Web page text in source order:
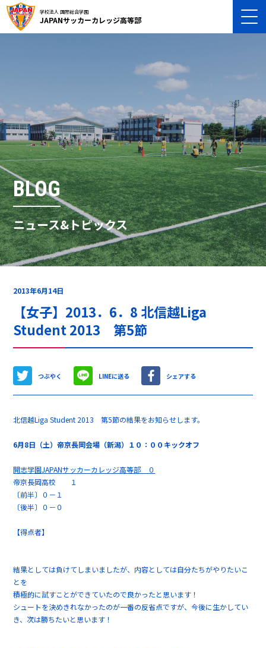
学校法人 国際総合学園
JAPANサッカーカレッジ高等部
BLOG
ニュース&トピックス
2013年6月14日
【女子】2013．6．8 北信越Liga
Student 2013 第5節
つぶやく LINEに送る シェアする
北信越Liga Student 2013 第5節の結果をお知らせします。
6月8日（土）帝京長岡会場（新潟）１０：００キックオフ
開志学園JAPANサッカーカレッジ高等部 ０
帝京長岡高校 １
〔前半〕０－１
〔後半〕０－０
【得点者】
結果としては負けてしまいましたが、内容としては自分たちがやりたいこ
とを
積極的に試すことができていたので良かったと思います！
シュートを決めきれなかったのが一番の反省点ですが、今後に生かしてい
き、次は勝ちたいと思います！